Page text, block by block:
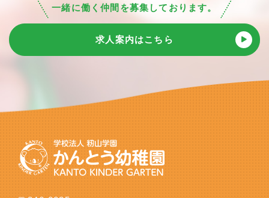
一緒に働く仲間を募集しております。
求人案内はこちら